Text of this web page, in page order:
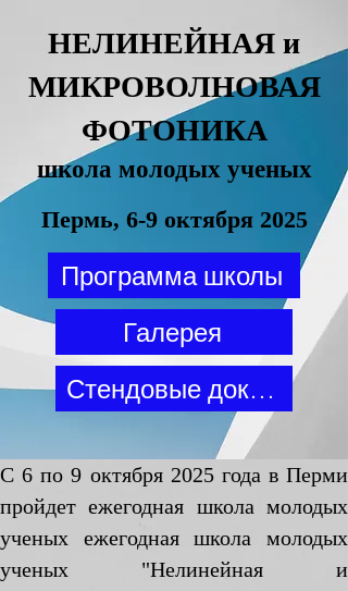
НЕЛИНЕЙНАЯ и
МИКРОВОЛНОВАЯ
ФОТОНИКА
школа молодых ученых
Пермь, 6-9 октября 2025
Программа школы
Галерея
Стендовые доклады
С 6 по 9 октября 2025 года в Перми
пройдет ежегодная школа молодых
ученых ежегодная школа молодых
ученых "Нелинейная и